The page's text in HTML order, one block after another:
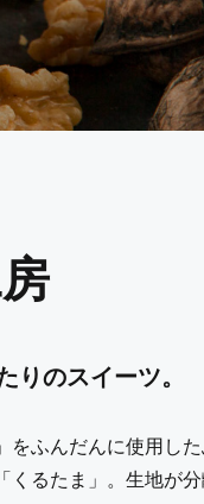
りのスイーツ。
ふんだんに使用した
くるたま」。生地が